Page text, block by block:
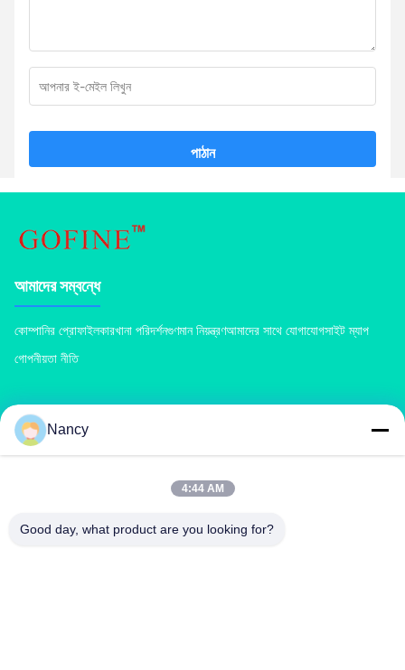
পাঠান
আমাদের সম্বন্ধে
কোম্পানির প্রোফাইলকারখানা পরিদর্শনগুণমান নিয়ন্ত্রণআমাদের সাথে যোগাযোগসাইট ম্যাপ
গোপনীয়তা নীতি
পণ্য
কম্পোস্ট সার মেশিনযৌগিক সার উৎপাদন লাইনজৈব সার উত্পাদন লাইন
ডাবল রোলার সার দানাদার রোটারি ড্রাম সার গ্রানুলেটর
Nancy
4:44 AM
Good day, what product are you looking for?